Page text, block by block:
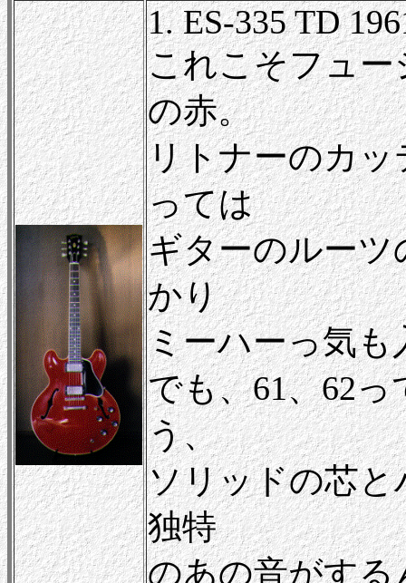
1. ES-335 TD
これこそフュ
の赤。
リトナーのカ
っては
ギターのルー
かり
ミーハーっ気も
でも、61、62
う、
ソリッドの芯
独特
のあの音がする